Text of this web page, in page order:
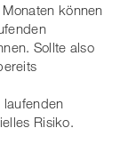
können
Sollte also
Risiko.